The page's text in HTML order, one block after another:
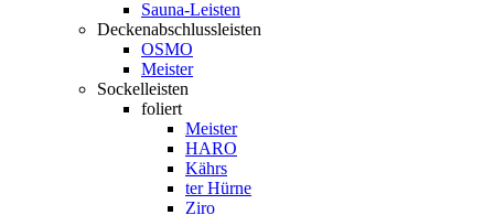
Sauna-Leisten
Deckenabschlussleisten
OSMO
Meister
Sockelleisten
foliert
Meister
HARO
Kährs
ter Hürne
Ziro